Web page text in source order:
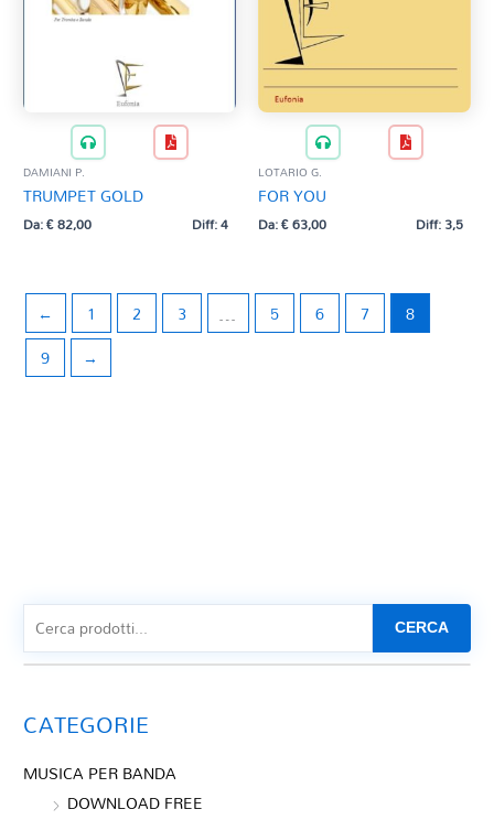
DAMIANI P.
TRUMPET GOLD
Da:€82,00 Diff: 4
LOTARIO G.
FOR YOU
Da:€63,00 Diff: 3,5
← 1 2 3 … 5 6 7
8
9
→
CERCA
CATEGORIE
MUSICA PER BANDA
DOWNLOAD FREE